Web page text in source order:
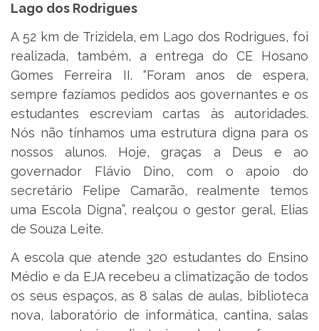
Lago dos Rodrigues
A 52 km de Trizidela, em Lago dos Rodrigues, foi
realizada, também, a entrega do CE Hosano
Gomes Ferreira II. “Foram anos de espera,
sempre fazíamos pedidos aos governantes e os
estudantes escreviam cartas às autoridades.
Nós não tínhamos uma estrutura digna para os
nossos alunos. Hoje, graças a Deus e ao
governador Flávio Dino, com o apoio do
secretário Felipe Camarão, realmente temos
uma Escola Digna”, realçou o gestor geral, Elias
de Souza Leite.
A escola que atende 320 estudantes do Ensino
Médio e da EJA recebeu a climatização de todos
os seus espaços, as 8 salas de aulas, biblioteca
nova, laboratório de informática, cantina, salas